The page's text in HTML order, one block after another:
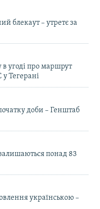
блекаут – утретє за
в угоді про маршрут
Тегерані
доби – Генштаб
понад 83
українською –